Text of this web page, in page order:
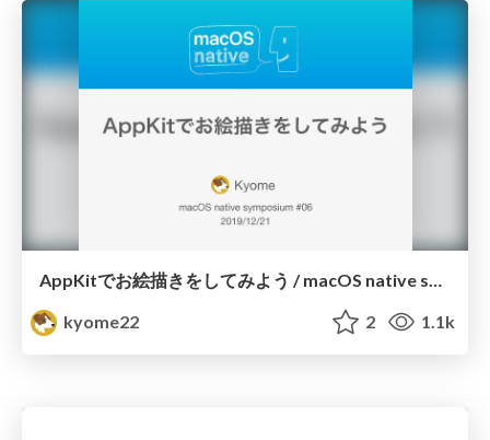
AppKitでお絵描きをしてみよう / macOS native symposium #06
kyome22
2 1.1k